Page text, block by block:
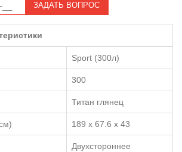
ЗАДАТЬ ВОПРОС
Sport (300л)
300
Титан глянец
189 x 67.6 x 43
Двухстороннее